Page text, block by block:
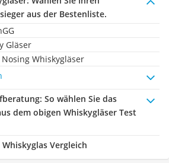
aus der Bestenliste.
Gläser
Whiskygläser
: So wählen Sie das
dem obigen Whiskygläser Test
Vergleich